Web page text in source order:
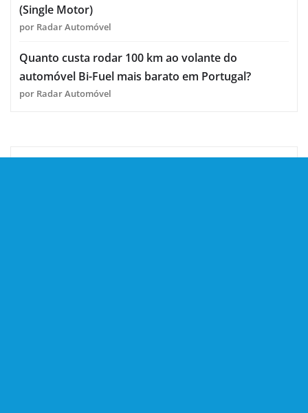
(Single Motor)
por Radar Automóvel
Quanto custa rodar 100 km ao volante do
automóvel Bi-Fuel mais barato em Portugal?
por Radar Automóvel